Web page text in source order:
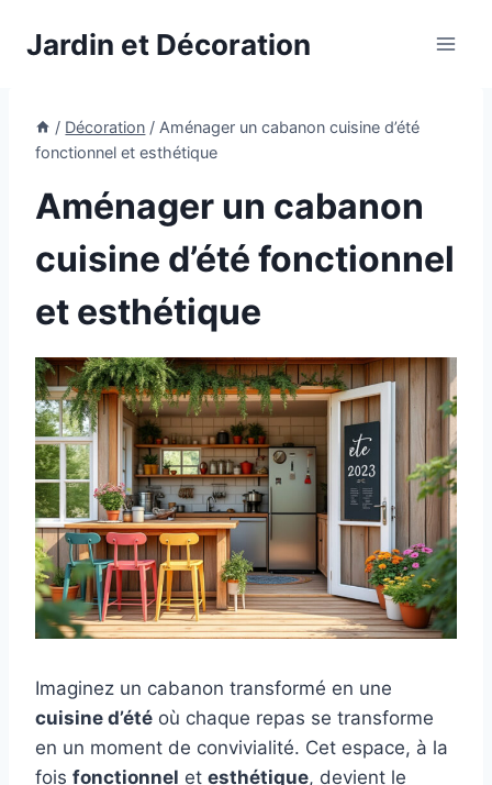
Jardin et Décoration
/ Décoration / Aménager un cabanon cuisine d’été
fonctionnel et esthétique
Aménager un cabanon
cuisine d’été fonctionnel
et esthétique
Imaginez un cabanon transformé en une
cuisine d’été où chaque repas se transforme
en un moment de convivialité. Cet espace, à la
fois fonctionnel et esthétique, devient le